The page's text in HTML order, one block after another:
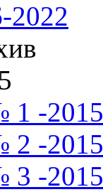
1 -2015
2 -2015
3 -2015